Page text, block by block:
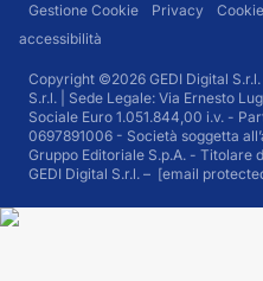
Gestione Cookie Privacy
accessibilità
Copyright ©2026 GEDI Digital
S.r.l. | Sede Legale: Via Ernesto
Sociale Euro 1.051.844,00 i.v. -
0697891006 - Società soggetta
Gruppo Editoriale S.p.A. - Titolare
GEDI Digital S.r.l. – [email